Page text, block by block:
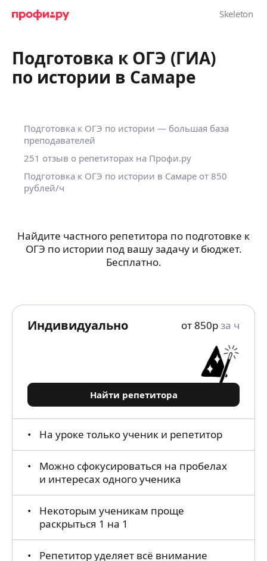
Подготовка к ОГЭ (ГИА)
по истории в Самаре
Подготовка к ОГЭ по истории — большая база
преподавателей
251 отзыв о репетиторах на Профи.ру
Подготовка к ОГЭ по истории в Самаре от 850
рублей/ч
Найдите частного репетитора по подготовке к
ОГЭ по истории под вашу задачу и бюджет.
Бесплатно.
Индивидуально от850рза ч
Найти репетитора
На уроке только ученик и репетитор
Можно сфокусироваться на пробелах
и интересах одного ученика
Некоторым ученикам проще
раскрыться 1 на 1
Репетитор уделяет всё внимание